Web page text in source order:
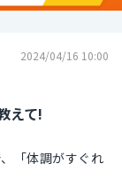
2024/04/16 10:00
えて!
「体調がすぐれ